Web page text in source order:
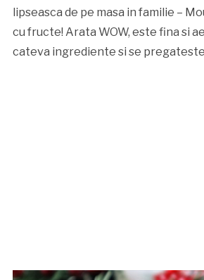
lipseasca de pe masa in familie –
cu fructe! Arata WOW, este fina si
cateva ingrediente si se